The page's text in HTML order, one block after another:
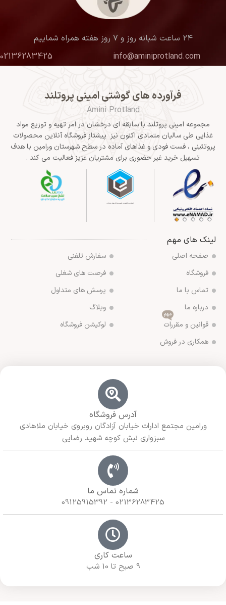
۲۴ ساعت شبانه روز و ۷ روز هفته همراه شماییم
info@aminiprotland.com
02136283425
فرآورده های گوشتی امینی پروتلند
Amini Protland
مجموعه امینی پروتلند با سابقه ای درخشان در امر تهیه و توزیع مواد
غذایی طی سالیان متمادی اکنون نیز پیشتاز فروشگاه آنلاین محصولات
پروتئینی ، فست فودی و غذاهای آماده در سطح شهرستان ورامین با هدف
تسهیل خرید غیر حضوری برای مشتریان عزیز فعالیت می کند .
لینک های مهم
صفحه اصلی
فروشگاه
تماس با ما
درباره ما
قوانین و مقررات
مهم
همکاری در فروش
سفارش تلفنی
فرصت های شغلی
پرسش های متداول
وبلاگ
لوکیشن فروشگاه
آدرس فروشگاه
ورامین مجتمع ادارات خیابان آزادگان روبروی خیابان ملاهادی
سبزواری نبش کوچه شهید رضایی
شماره تماس ما
02136283425 - 09125915392
ساعت کاری
9 صبح تا 10 شب